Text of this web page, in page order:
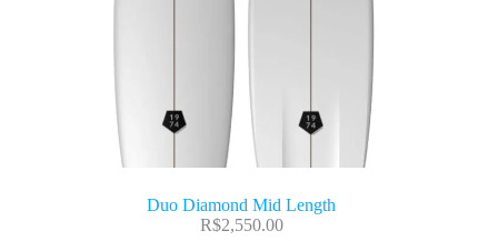
Duo Diamond Mid Length
R$2,550.00